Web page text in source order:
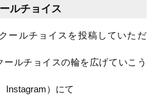
ルチョイス
ールチョイスを投稿していただ
ルチョイスの輪を広げていこう
Instagram）にて